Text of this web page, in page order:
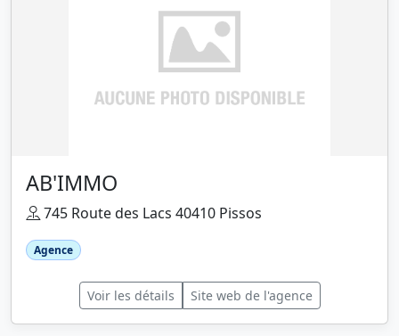
AB'IMMO
745 Route des Lacs 40410 Pissos
Agence
Voir les détails Site web de l'agence